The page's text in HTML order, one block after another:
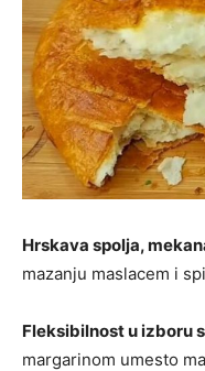
Hrskava spolja,
mazanju maslacem i
Fleksibilnost u izboru
margarinom umesto